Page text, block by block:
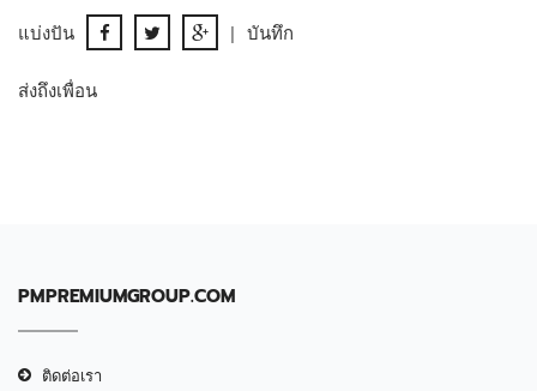
แบ่งปัน | บันทึก
ส่งถึงเพื่อน
PMPREMIUMGROUP.COM
ติดต่อเรา